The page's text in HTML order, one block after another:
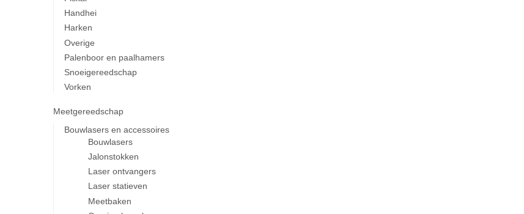
Handhei
Harken
Overige
Palenboor en paalhamers
Snoeigereedschap
Vorken
Meetgereedschap
Bouwlasers en accessoires
Bouwlasers
Jalonstokken
Laser ontvangers
Laser statieven
Meetbaken